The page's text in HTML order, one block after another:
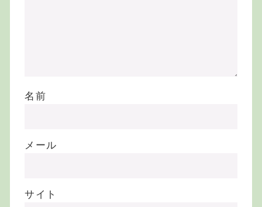
名前
メール
サイト